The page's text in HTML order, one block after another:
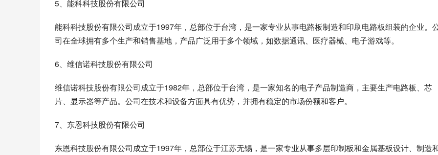
5、能科科技股份有限公司
能科科技股份有限公司成立于1997年，总部位于台湾，是一家专业从事电路板制造和印刷电路板组装的企业。
司在全球拥有多个生产和销售基地，产品广泛用于多个领域，如数据通讯、医疗器械、电子游戏等。
6、维信诺科技股份有限公司
维信诺科技股份有限公司成立于1982年，总部位于台湾，是一家知名的电子产品制造商，主要生产电路板、芯
片、显示器等产品。公司在技术和设备方面具有优势，并拥有稳定的市场份额和客户。
7、东恩科技股份有限公司
东恩科技股份有限公司成立于1997年，总部位于江苏无锡，是一家专业从事多层印制板和金属基板设计、制造